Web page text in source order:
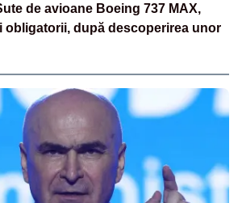
de avioane Boeing 737 MAX,
obligatorii, după descoperirea unor